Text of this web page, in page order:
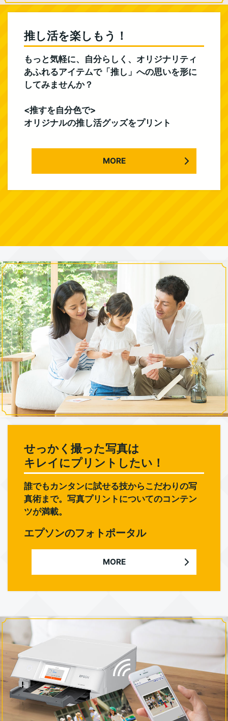
推し活を楽しもう！
もっと気軽に、自分らしく、オリジナリティ
あふれるアイテムで「推し」への思いを形に
してみませんか？
<推すを自分色で>
オリジナルの推し活グッズをプリント
MORE
せっかく撮った写真は
キレイにプリントしたい！
誰でもカンタンに試せる技からこだわりの写
真術まで。写真プリントについてのコンテン
ツが満載。
エプソンのフォトポータル
MORE